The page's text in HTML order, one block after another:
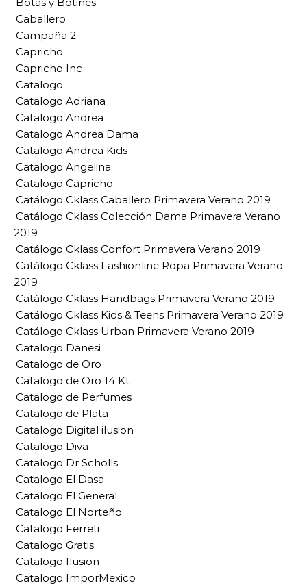
Caballero
Campaña 2
Capricho
Capricho Inc
Catalogo
Catalogo Adriana
Catalogo Andrea
Catalogo Andrea Dama
Catalogo Andrea Kids
Catalogo Angelina
Catalogo Capricho
Catálogo Cklass Caballero Primavera Verano 2019
Catálogo Cklass Colección Dama Primavera Verano
2019
Catálogo Cklass Confort Primavera Verano 2019
Catálogo Cklass Fashionline Ropa Primavera Verano
2019
Catálogo Cklass Handbags Primavera Verano 2019
Catálogo Cklass Kids & Teens Primavera Verano 2019
Catálogo Cklass Urban Primavera Verano 2019
Catalogo Danesi
Catalogo de Oro
Catalogo de Oro 14 Kt
Catalogo de Perfumes
Catalogo de Plata
Catalogo Digital ilusion
Catalogo Diva
Catalogo Dr Scholls
Catalogo El Dasa
Catalogo El General
Catalogo El Norteño
Catalogo Ferreti
Catalogo Gratis
Catalogo Ilusion
Catalogo ImporMexico